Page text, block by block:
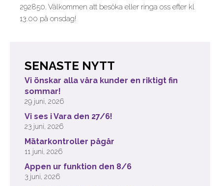
292850. Välkommen att besöka eller ringa oss efter kl
13.00 på onsdag!
SENASTE NYTT
Vi önskar alla våra kunder en riktigt fin
sommar!
29 juni, 2026
Vi ses i Vara den 27/6!
23 juni, 2026
Mätarkontroller pågår
11 juni, 2026
Appen ur funktion den 8/6
3 juni, 2026